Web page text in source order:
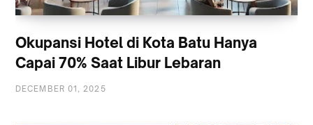
Okupansi Hotel di Kota Batu Hanya
Capai 70% Saat Libur Lebaran
DECEMBER 01, 2025